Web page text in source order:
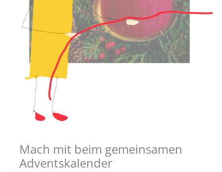
Mach mit beim gemeinsamen
Adventskalender